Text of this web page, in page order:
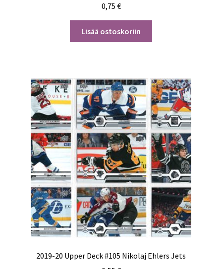
0,75 €
Lisää ostoskoriin
2019-20 Upper Deck #105 Nikolaj Ehlers Jets